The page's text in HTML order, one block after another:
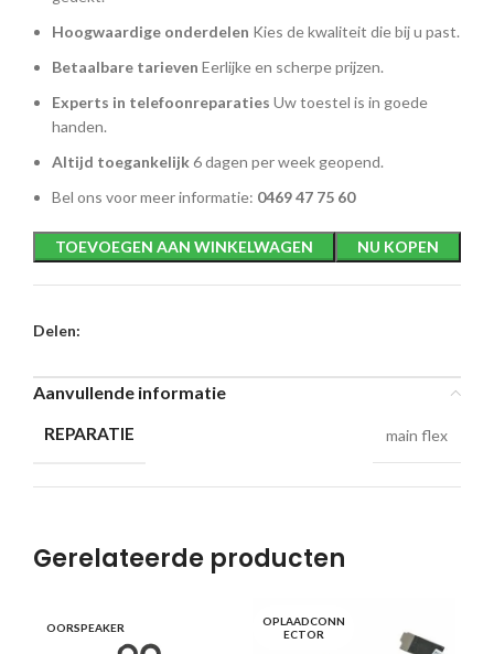
Hoogwaardige onderdelen Kies de kwaliteit die bij u past.
Betaalbare tarieven Eerlijke en scherpe prijzen.
Experts in telefoonreparaties Uw toestel is in goede
handen.
Altijd toegankelijk6 dagen per week geopend.
Bel ons voor meer informatie: 0469 47 75 60
TOEVOEGEN AAN WINKELWAGEN NU KOPEN
Delen:
Aanvullende informatie
REPARATIE main flex
Gerelateerde producten
OORSPEAKER
OPLAADCONN
ECTOR